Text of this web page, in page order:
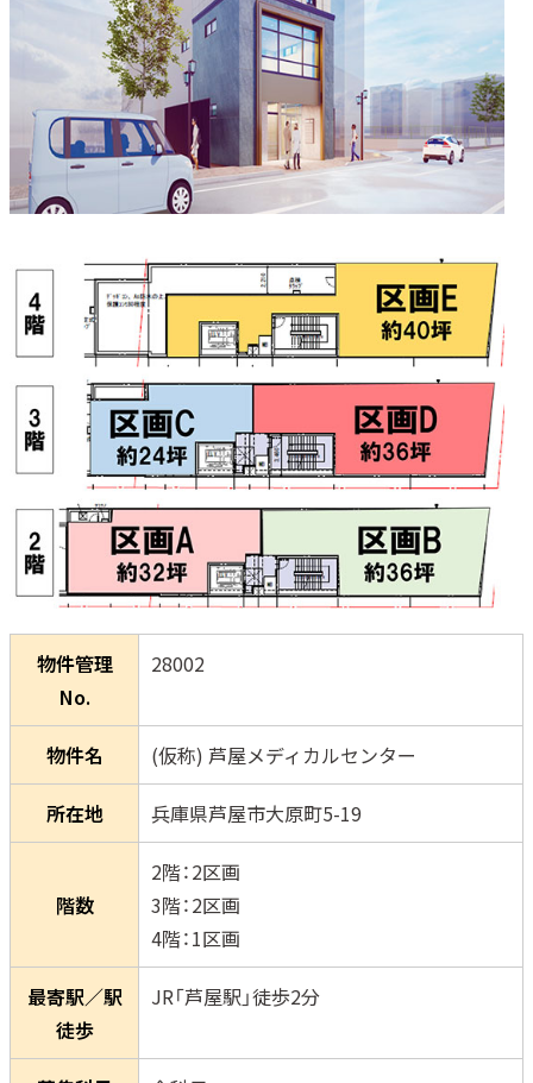
物件管理
No.
28002
物件名 (仮称) 芦屋メディカルセンター
所在地 兵庫県芦屋市大原町5-19
階数
2階：2区画
3階：2区画
4階：1区画
最寄駅／駅
徒歩
JR「芦屋駅」徒歩2分